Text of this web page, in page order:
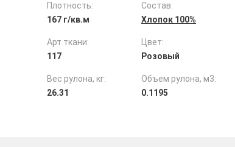
Плотность:
167 г/кв.м
Состав:
Хлопок 100%
Арт ткани:
117
Цвет:
Розовый
Вес рулона, кг:
26.31
Объем рулона, м3:
0.1195